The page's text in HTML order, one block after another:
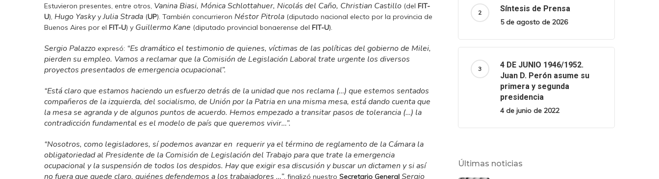
Estuvieron presentes, entre otros, Vanina Biasi, Mónica Schlottahuer, Nicolás del Caño, Christian Castillo (delFIT-
U), Hugo YaskyyJulia Strada (UP). También concurrieron Néstor Pitrola (diputado nacional electo por la provincia de
Buenos Aires por elFIT-U) y Guillermo Kane (diputado provincial bonaerense delFIT-U).
Sergio Palazzo expresó: “Es dramático el testimonio de quienes, víctimas de las políticas del gobierno de Milei,
pierden su empleo. Vamos a reclamar que la Comisión de Legislación Laboral trate urgente los diversos
proyectos presentados de emergencia ocupacional”.
“Está claro que estamos haciendo un esfuerzo detrás de la unidad que nos reclama (…) que estemos sentados
compañeros de la izquierda, del socialismo, de Unión por la Patria en una misma mesa, está dando cuenta que
la mesa se agranda y de algunos puntos de acuerdo. Hemos empezado a transitar pasos de tolerancia (…) la
contradicción fundamental es el modelo de país que queremos vivir…”.
“Nosotros, como legisladores, sí podemos avanzar en requerir ya el término de reglamento de la Cámara la
obligatoriedad al Presidente de la Comisión de Legislación del Trabajo para que trate la emergencia
ocupacional y la suspensión de todos los despidos. Hay que exigir esa discusión y buscar un dictamen y si así
no fuera que quede claro, quiénes defendemos a los trabajadores …”, finalizó nuestroSecretario General Sergio
Síntesis de Prensa
5 de agosto de 2026
4 DE JUNIO 1946/1952.
Juan D. Perón asume su
primera y segunda
presidencia
4 de junio de 2022
Últimas noticias